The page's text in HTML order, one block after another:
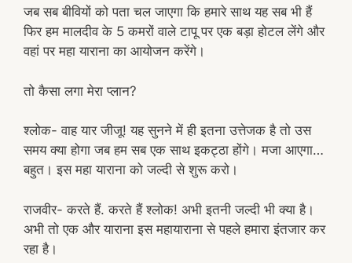
जब सब बीवियों को पता चल जाएगा कि हमारे साथ यह सब भी हैं
फिर हम मालदीव के 5 कमरों वाले टापू पर एक बड़ा होटल लेंगे और
वहां पर महा याराना का आयोजन करेंगे।
तो कैसा लगा मेरा प्लान?
श्लोक- वाह यार जीजू! यह सुनने में ही इतना उत्तेजक है तो उस
समय क्या होगा जब हम सब एक साथ इकट्ठा होंगे। मजा आएगा…
बहुत। इस महा याराना को जल्दी से शुरू करो।
राजवीर- करते हैं. करते हैं श्लोक! अभी इतनी जल्दी भी क्या है।
अभी तो एक और याराना इस महायाराना से पहले हमारा इंतजार कर
रहा है।